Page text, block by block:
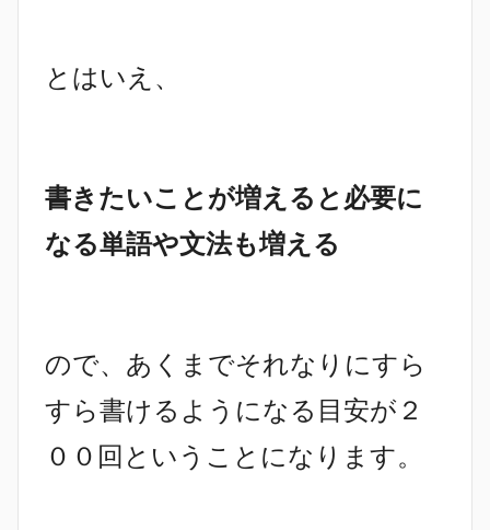
とはいえ、
書きたいことが増えると必要に
なる単語や文法も増える
ので、あくまでそれなりにすら
すら書けるようになる目安が２
００回ということになります。